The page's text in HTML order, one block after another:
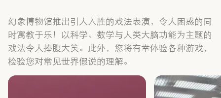
幻象博物馆推出引人入胜的戏法表演，令人困惑的同
时寓教于乐！以科学、数学与人类大脑功能为主题的
戏法令人捧腹大笑。此外，您将有幸体验各种游戏，
检验您对常见世界假说的理解。